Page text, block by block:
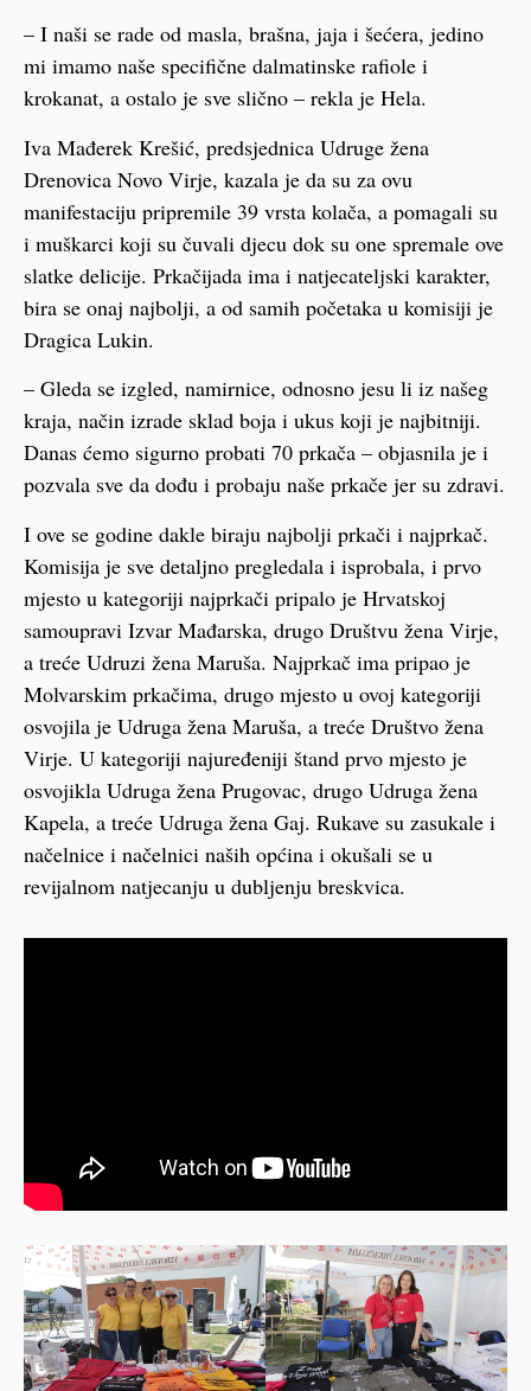
– I naši se rade od masla, brašna, jaja i šećera, jedino
mi imamo naše specifične dalmatinske rafiole i
krokanat, a ostalo je sve slično – rekla je Hela.
Iva Mađerek Krešić, predsjednica Udruge žena
Drenovica Novo Virje, kazala je da su za ovu
manifestaciju pripremile 39 vrsta kolača, a pomagali su
i muškarci koji su čuvali djecu dok su one spremale ove
slatke delicije. Prkačijada ima i natjecateljski karakter,
bira se onaj najbolji, a od samih početaka u komisiji je
Dragica Lukin.
– Gleda se izgled, namirnice, odnosno jesu li iz našeg
kraja, način izrade sklad boja i ukus koji je najbitniji.
Danas ćemo sigurno probati 70 prkača – objasnila je i
pozvala sve da dođu i probaju naše prkače jer su zdravi.
I ove se godine dakle biraju najbolji prkači i najprkač.
Komisija je sve detaljno pregledala i isprobala, i prvo
mjesto u kategoriji najprkači pripalo je Hrvatskoj
samoupravi Izvar Mađarska, drugo Društvu žena Virje,
a treće Udruzi žena Maruša. Najprkač ima pripao je
Molvarskim prkačima, drugo mjesto u ovoj kategoriji
osvojila je Udruga žena Maruša, a treće Društvo žena
Virje. U kategoriji najuređeniji štand prvo mjesto je
osvojikla Udruga žena Prugovac, drugo Udruga žena
Kapela, a treće Udruga žena Gaj. Rukave su zasukale i
načelnice i načelnici naših općina i okušali se u
revijalnom natjecanju u dubljenju breskvica.